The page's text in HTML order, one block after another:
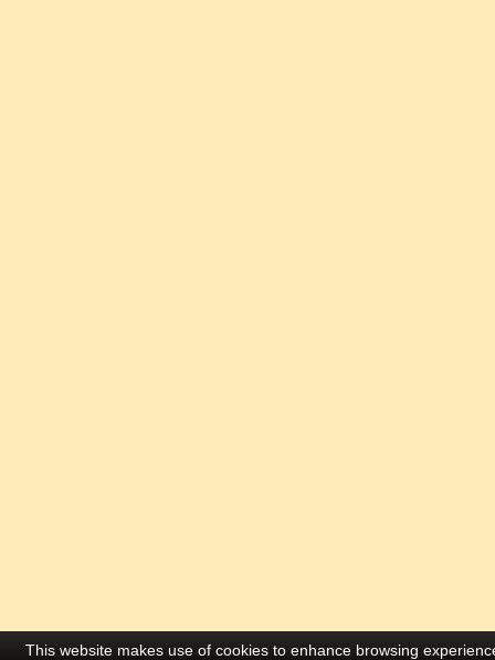
This website makes use of cookies to enhance browsing